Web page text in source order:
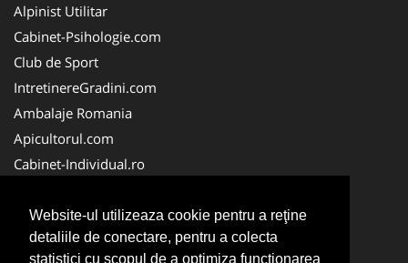
Website-ul utilizeaza cookie pentru a reţine
detaliile de conectare, pentru a colecta
statistici cu scopul de a optimiza functionarea
Alpinist Utilitar
Cabinet-Psihologie.com
Club de Sport
IntretinereGradini.com
Ambalaje Romania
Apicultorul.com
Cabinet-Individual.ro
FirmaDeratizare.ro
InstructorScoalaAuto.ro